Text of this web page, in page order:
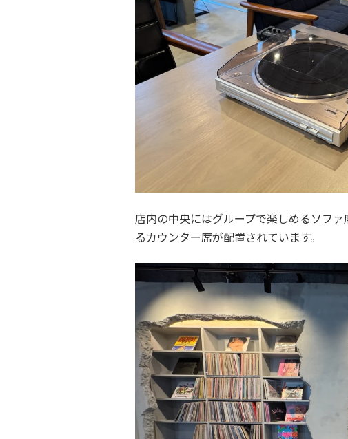
店内の中央にはグループで楽しめるソフ
るカウンター席が配置されています。